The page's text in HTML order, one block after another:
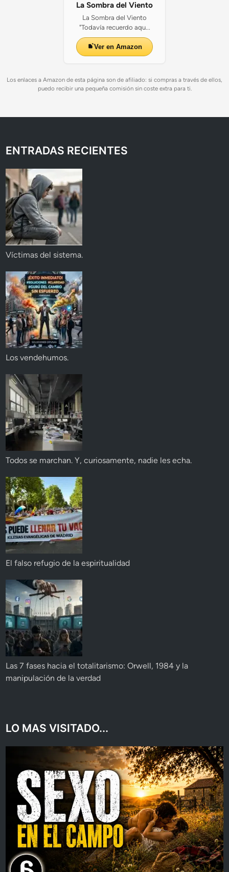
La Sombra del Viento
La Sombra del Viento
"Todavía recuerdo aqu...
Ver en Amazon
Los enlaces a Amazon de esta página son de afiliado: si compras a través de ellos,
puedo recibir una pequeña comisión sin coste extra para ti.
ENTRADAS RECIENTES
Víctimas del sistema.
Los vendehumos.
Todos se marchan. Y, curiosamente, nadie les echa.
El falso refugio de la espiritualidad
Las 7 fases hacia el totalitarismo: Orwell, 1984 y la
manipulación de la verdad
LO MAS VISITADO...